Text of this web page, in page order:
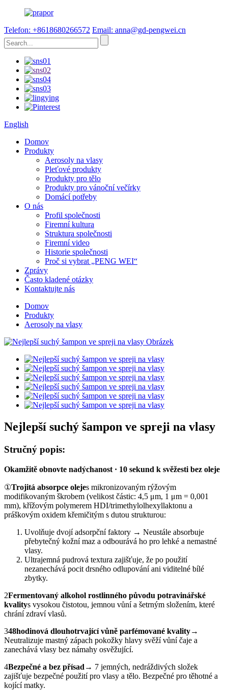
Telefon: +8618680266572 Email: anna@gd-pengwei.cn
English
Domov
Produkty
Aerosoly na vlasy
Pleťové produkty
Produkty pro tělo
Produkty pro vánoční večírky
Domácí potřeby
O nás
Profil společnosti
Firemní kultura
Struktura společnosti
Firemní video
Historie společnosti
Proč si vybrat „PENG WEI“
Zprávy
Často kladené otázky
Kontaktujte nás
Domov
Produkty
Aerosoly na vlasy
Nejlepší suchý šampon ve spreji na vlasy
Stručný popis:
Okamžitě obnovte nadýchanost · 10 sekund k svěžesti bez oleje
①Trojitá absorpce olejes mikronizovaným rýžovým
modifikovaným škrobem (velikost částic: 4,5 μm, 1 μm = 0,001
mm), křížovým polymerem HDI/trimethylolhexyllaktonu a
práškovým oxidem křemičitým s dutou strukturou:
Uvolňuje dvojí adsorpční faktory → Neustále absorbuje
přebytečný kožní maz a odbourává ho pro lehké a nemastné
vlasy.
Ultrajemná pudrová textura zajišťuje, že po použití
nezanechává pocit drsného odlupování ani viditelné bílé
zbytky.
2Fermentovaný alkohol rostlinného původu potravinářské
kvalitys vysokou čistotou, jemnou vůní a šetrným složením, které
chrání zdraví vlasů.
348hodinová dlouhotrvající vůně parfémované kvality→
Neutralizuje mastný zápach pokožky hlavy svěží vůní čaje a
zanechává vlasy bez námahy osvěžující.
4Bezpečné a bez přísad → 7 jemných, nedráždivých složek
zajišťuje bezpečné použití pro vlasy a tělo. Bezpečné pro těhotné a
kojící matky.